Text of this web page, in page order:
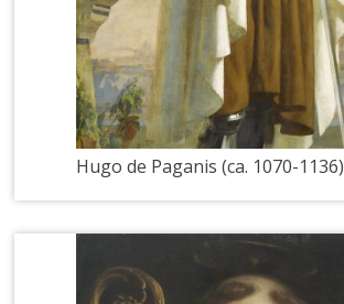
Hugo de Paganis (ca. 1070-1136)